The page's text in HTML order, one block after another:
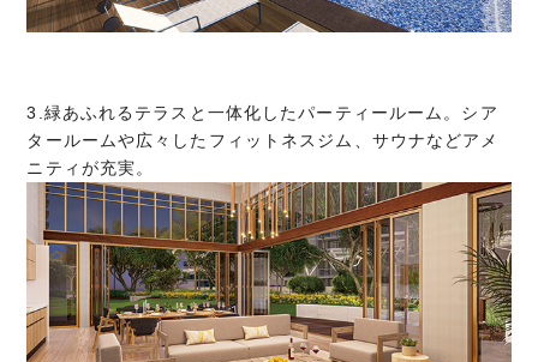
3.緑あふれるテラスと一体化したパーティールーム。シア
タールームや広々したフィットネスジム、サウナなどアメ
ニティが充実。